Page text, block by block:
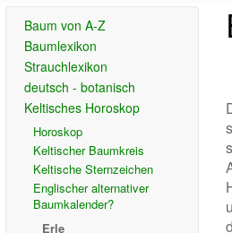
Baum von A-Z
Baumlexikon
Strauchlexikon
deutsch - botanisch
Keltisches Horoskop
Horoskop
Keltischer Baumkreis
Keltische Sternzeichen
Englischer alternativer
Baumkalender?
Erle